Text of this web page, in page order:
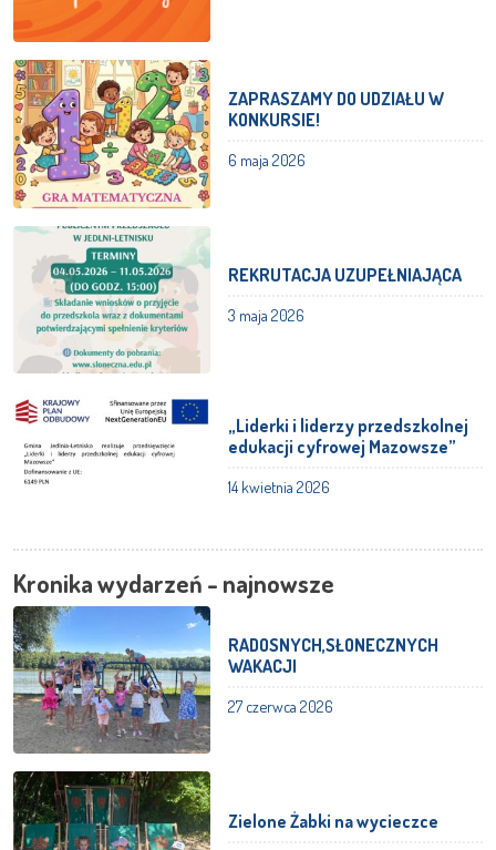
ZAPRASZAMY DO UDZIAŁU W
KONKURSIE!
6 maja 2026
REKRUTACJA UZUPEŁNIAJĄCA
3 maja 2026
„Liderki i liderzy przedszkolnej
edukacji cyfrowej Mazowsze”
14 kwietnia 2026
Kronika wydarzeń - najnowsze
RADOSNYCH,SŁONECZNYCH
WAKACJI
27 czerwca 2026
Zielone Żabki na wycieczce